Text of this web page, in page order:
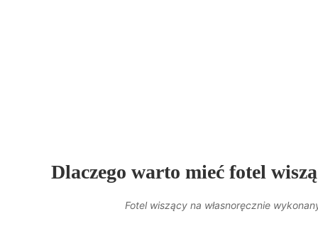
Dlaczego warto mieć fotel
Fotel wiszący na własnoręcznie